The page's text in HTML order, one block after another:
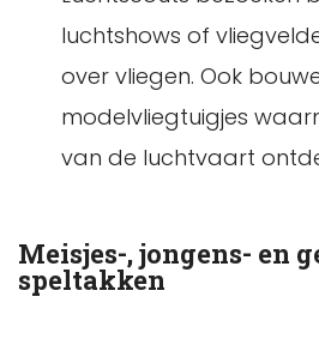
luchtshows of
over vliegen. Ook
modelvliegtuigjes
van de luchtvaart
Meisjes-, jongens- en
speltakken